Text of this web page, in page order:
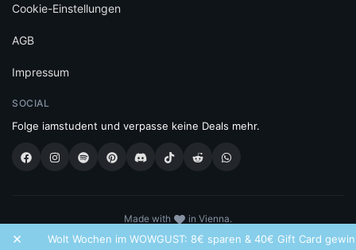
× Wolt Wochen im WOWGUST: 8€ sparen & 40€ Gift Card
Cookie-Einstellungen
AGB
Impressum
SOCIAL
Folge iamstudent und verpasse keine Deals mehr.
Made with
in Vienna.
© 2026 High Five GmbH. Einfach mehr vom Studium.